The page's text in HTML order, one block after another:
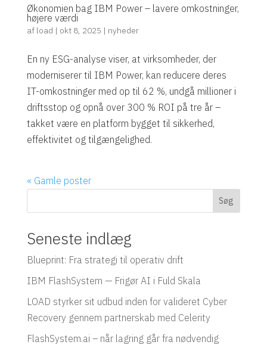
Økonomien bag IBM Power – lavere omkostninger,
højere værdi
af load | okt 8, 2025 | nyheder
En ny ESG-analyse viser, at virksomheder, der
moderniserer til IBM Power, kan reducere deres
IT-omkostninger med op til 62 %, undgå millioner i
driftsstop og opnå over 300 % ROI på tre år –
takket være en platform bygget til sikkerhed,
effektivitet og tilgængelighed.
« Gamle poster
Søg
Seneste indlæg
Blueprint: Fra strategi til operativ drift
IBM FlashSystem — Frigør AI i Fuld Skala
LOAD styrker sit udbud inden for valideret Cyber
Recovery gennem partnerskab med Celerity
FlashSystem.ai – når lagring går fra nødvendig